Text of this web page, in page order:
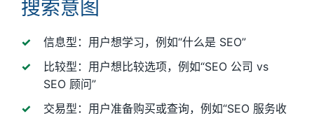
搜索意图
信息型：用户想学习，例如“什么是 SEO”
比较型：用户想比较选项，例如“SEO 公司 vs
SEO 顾问”
交易型：用户准备购买或查询，例如“SEO 服务收